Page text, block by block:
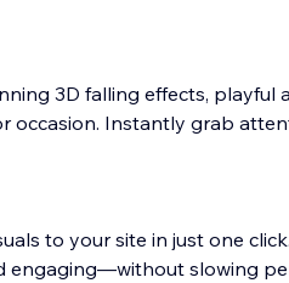
3D falling effects, playful
occasion. Instantly grab
to your site in just one
engaging—without slowing